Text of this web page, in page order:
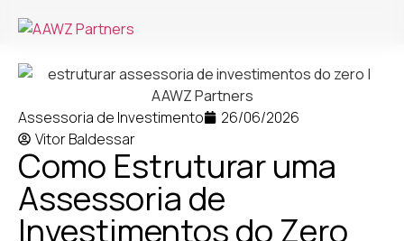
Assessoria de Investimento
26/06/2026
Vitor Baldessar
Como Estruturar uma
Assessoria de
Investimentos do Zero